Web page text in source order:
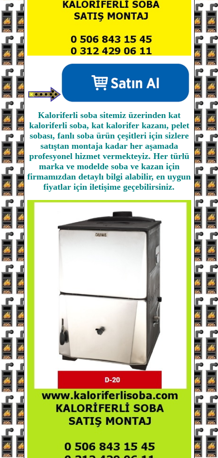
Kaloriferli soba sitemiz üzerinden kat
kaloriferli soba, kat kalorifer kazanı, pelet
sobası, fanlı soba ürün çeşitleri için sizlere
satıştan montaja kadar her aşamada
profesyonel hizmet vermekteyiz. Her türlü
marka ve modelde soba ve kazan için
firmamızdan detaylı bilgi alabilir, en uygun
fiyatlar için iletişime geçebilirsiniz.